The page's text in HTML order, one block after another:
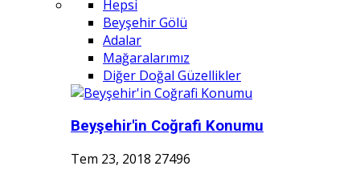
Hepsi
Beyşehir Gölü
Adalar
Mağaralarımız
Diğer Doğal Güzellikler
Beyşehir'in Coğrafi Konumu
Tem 23, 2018 27496